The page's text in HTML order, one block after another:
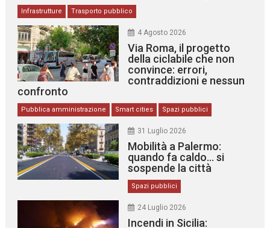
Infrastrutture Trasporto pubblico
4 Agosto 2026
Via Roma, il progetto
della ciclabile che non
convince: errori,
contraddizioni e nessun
confronto
Pubblica amministrazione Smart cities Spazi pubblici
31 Luglio 2026
Mobilità a Palermo:
quando fa caldo… si
sospende la città
Spazi pubblici
24 Luglio 2026
Incendi in Sicilia: